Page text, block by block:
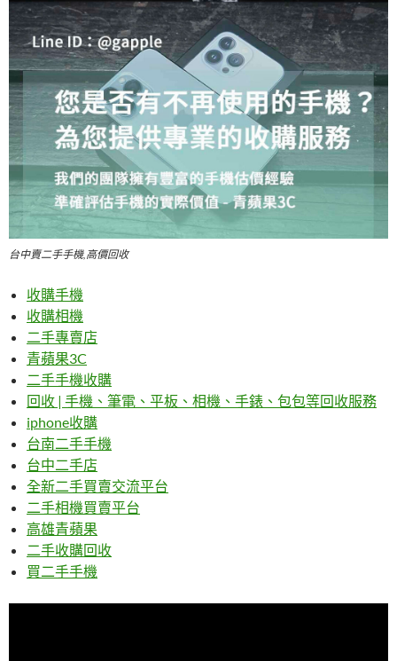
台中賣二手手機,高價回收
收購手機
收購相機
二手專賣店
青蘋果3C
二手手機收購
回收 | 手機、筆電、平板、相機、手錶、包包等回收服務
iphone收購
台南二手手機
台中二手店
全新二手買賣交流平台
二手相機買賣平台
高雄青蘋果
二手收購回收
買二手手機